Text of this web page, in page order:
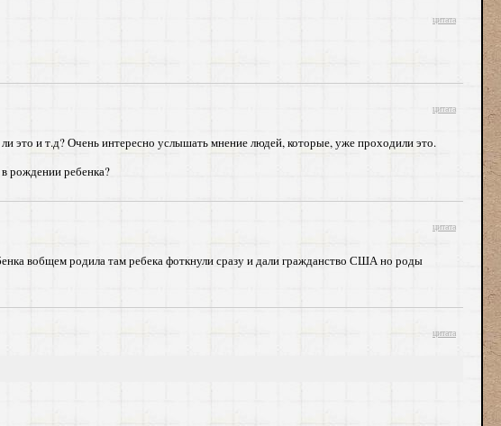
цитата
цитата
это и т.д? Очень интересно услышать мнение людей, которые, уже проходили это.
рождении ребенка?
цитата
вобщем родила там ребека фоткнули сразу и дали гражданство США но роды
цитата